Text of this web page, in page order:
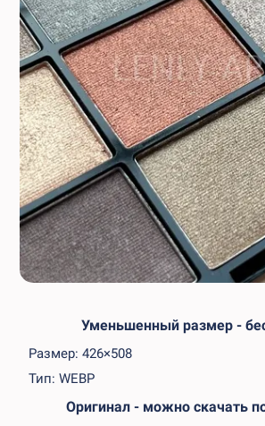
Уменьшенный размер -
Размер: 426×508
Тип: WEBP
Оригинал - можно скачать